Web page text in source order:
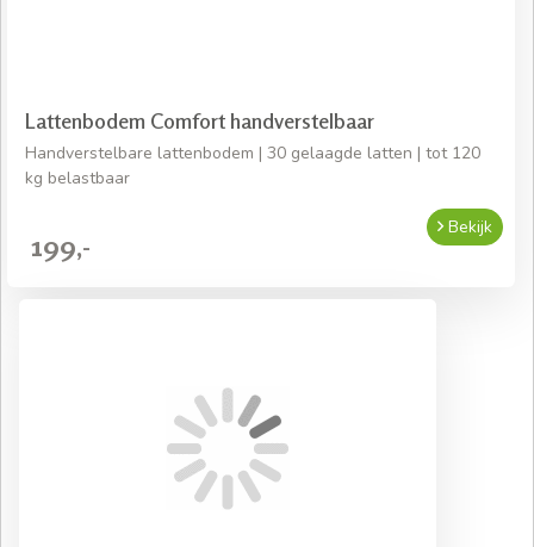
Lattenbodem Comfort handverstelbaar
Handverstelbare lattenbodem | 30 gelaagde latten | tot 120
kg belastbaar
199,-
Bekijk